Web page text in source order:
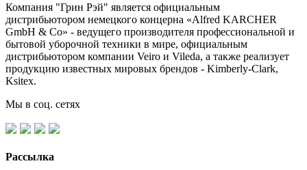
Компания "Грин Рэй" является официальным
дистрибьютором немецкого концерна «Alfred KARCHER
GmbH & Co» - ведущего производителя профессиональной и
бытовой уборочной техники в мире, официальным
дистрибьютором компании Veiro и Vileda, а также реализует
продукцию известных мировых брендов - Kimberly-Clark,
Ksitex.
Мы в соц. сетях
Рассылка